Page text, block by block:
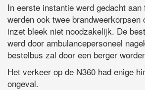
In eerste instantie werd gedacht
werden ook twee brandweerkorpsen
inzet bleek niet noodzakelijk. De
werd door ambulancepersoneel
bestelbus zal door een berger
Het verkeer op de N360 had enige
ongeval.